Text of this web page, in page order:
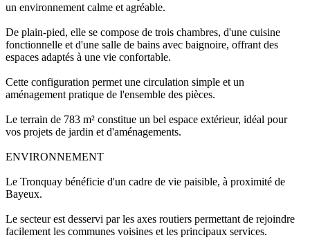
un environnement calme et agréable.
De plain-pied, elle se compose de trois chambres, d'une cuisine
fonctionnelle et d'une salle de bains avec baignoire, offrant des
espaces adaptés à une vie confortable.
Cette configuration permet une circulation simple et un
aménagement pratique de l'ensemble des pièces.
Le terrain de 783 m² constitue un bel espace extérieur, idéal pour
vos projets de jardin et d'aménagements.
ENVIRONNEMENT
Le Tronquay bénéficie d'un cadre de vie paisible, à proximité de
Bayeux.
Le secteur est desservi par les axes routiers permettant de rejoindre
facilement les communes voisines et les principaux services.